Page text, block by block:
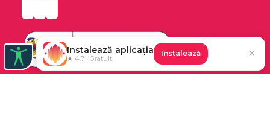
Instalează aplicația
★ 4.7 · Gratuit
Instalează ✕